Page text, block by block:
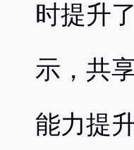
时提升
示，共
能力提